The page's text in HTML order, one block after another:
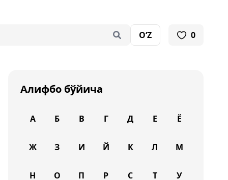
O‘Z 0
Алифбо бўйича
А Б В Г Д Е Ё
Ж З И Й К Л М
Н О П Р С Т У